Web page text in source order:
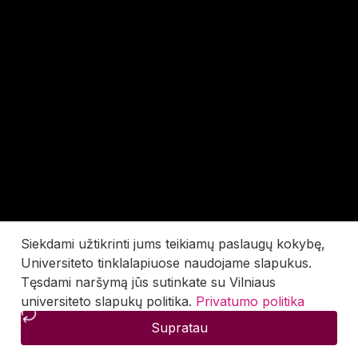
Siekdami užtikrinti jums teikiamų paslaugų kokybę,
Universiteto tinklalapiuose naudojame slapukus.
Tęsdami naršymą jūs sutinkate su Vilniaus
universiteto slapukų politika. Privatumo politika
Supratau